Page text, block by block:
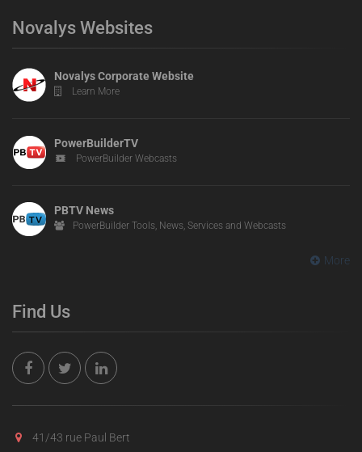
Novalys Websites
Novalys Corporate Website
Learn More
PowerBuilderTV
PowerBuilder Webcasts
PBTV News
PowerBuilder Tools, News, Services and Webcasts
More
Find Us
41/43 rue Paul Bert